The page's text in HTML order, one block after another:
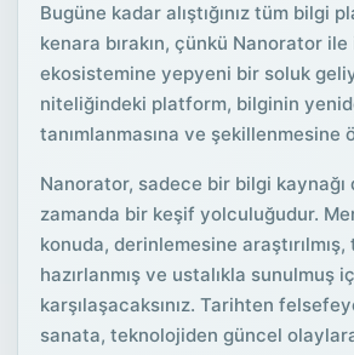
Bugüne kadar alıştığınız tüm bilgi
kenara bırakın, çünkü Nanorator
ekosistemine yepyeni bir soluk
niteliğindeki platform, bilginin
tanımlanmasına ve şekillenmesine
Nanorator, sadece bir bilgi kaynağı
zamanda bir keşif yolculuğudur.
konuda, derinlemesine
hazırlanmış ve ustalıkla sunulmuş
karşılaşacaksınız. Tarihten
sanata, teknolojiden güncel